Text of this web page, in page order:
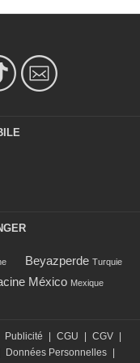
Beyazperde Turquie
México Mexique
Publicité | CGU | CGV |
Données Personnelles |